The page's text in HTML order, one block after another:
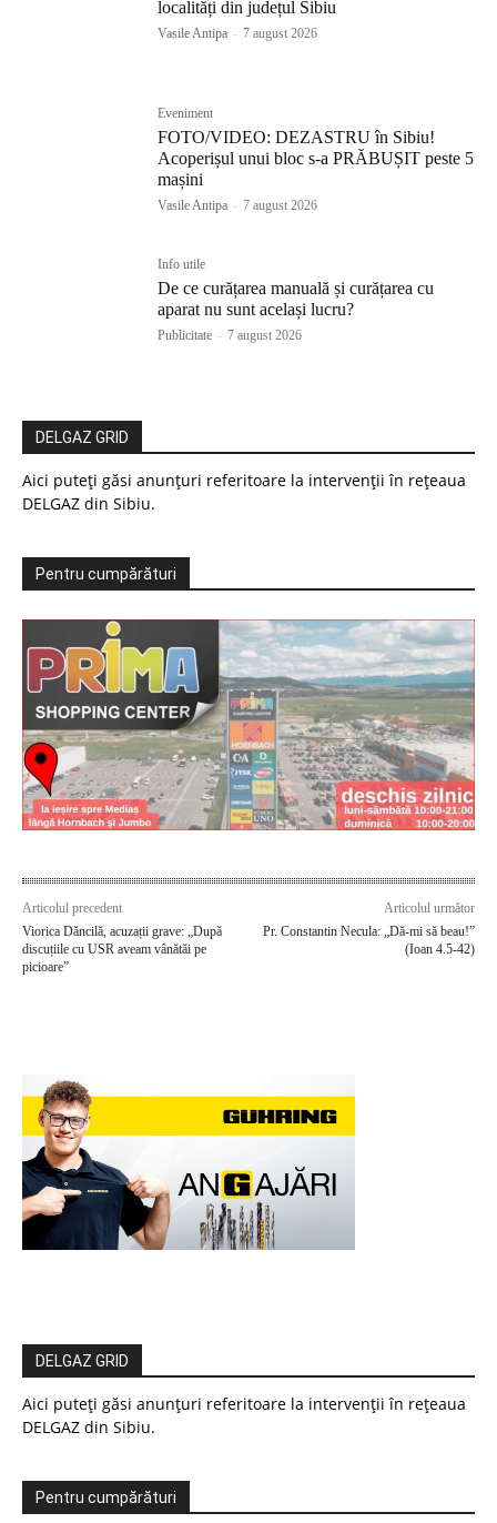
localități din județul Sibiu
Vasile Antipa - 7 august 2026
Eveniment
FOTO/VIDEO: DEZASTRU în Sibiu!
Acoperișul unui bloc s-a PRĂBUȘIT peste 5
mașini
Vasile Antipa - 7 august 2026
Info utile
De ce curățarea manuală și curățarea cu
aparat nu sunt același lucru?
Publicitate - 7 august 2026
DELGAZ GRID
Aici puteți găsi anunțuri referitoare la intervenții în rețeaua
DELGAZ din Sibiu.
Pentru cumpărături
Articolul precedent
Viorica Dăncilă, acuzații grave: „După
discuțiile cu USR aveam vânătăi pe
picioare”
Articolul următor
Pr. Constantin Necula: „Dă-mi să beau!”
(Ioan 4.5-42)
DELGAZ GRID
Aici puteți găsi anunțuri referitoare la intervenții în rețeaua
DELGAZ din Sibiu.
Pentru cumpărături